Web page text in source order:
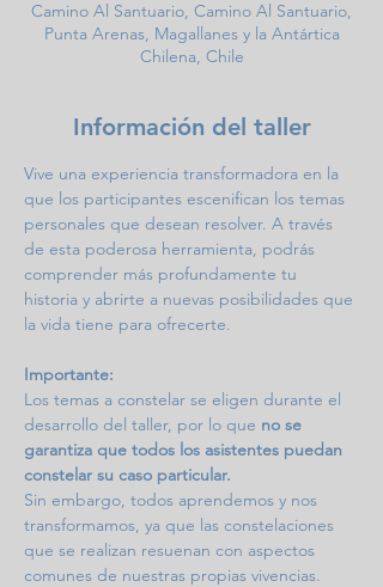
Camino Al Santuario, Camino Al Santuario,
Punta Arenas, Magallanes y la Antártica
Chilena, Chile
Información del taller
Vive una experiencia transformadora en la
que los participantes escenifican los temas
personales que desean resolver. A través
de esta poderosa herramienta, podrás
comprender más profundamente tu
historia y abrirte a nuevas posibilidades que
la vida tiene para ofrecerte.
Importante:
Los temas a constelar se eligen durante el
desarrollo del taller, por lo que no se
garantiza que todos los asistentes puedan
constelar su caso particular.
Sin embargo, todos aprendemos y nos
transformamos, ya que las constelaciones
que se realizan resuenan con aspectos
comunes de nuestras propias vivencias.